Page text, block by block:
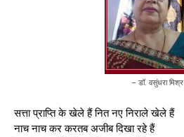
– डॉ. वसुंधरा मिश्र
सत्ता प्राप्ति के खेले हैं नित नए निराले खेले हैं
नाच नाच कर करतब अजीब दिखा रहे हैं